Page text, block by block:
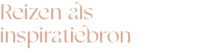
Reizen als
inspiratiebron